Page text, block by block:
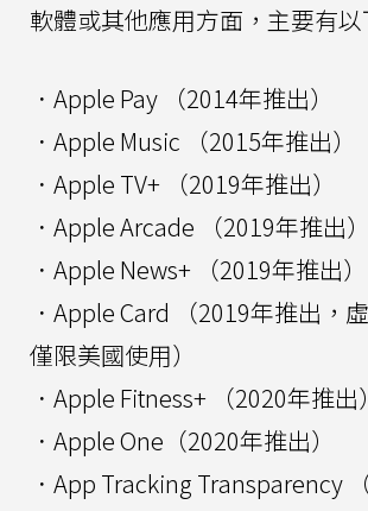
軟體或其他應用方面，主要有以
．Apple Pay （2014年推出）
．Apple Music （2015年推出）
．Apple TV+ （2019年推出）
．Apple Arcade （2019年推出）
．Apple News+ （2019年推出）
．Apple Card （2019年推出，
僅限美國使用）
．Apple Fitness+ （2020年推出）
．Apple One（2020年推出）
．App Tracking Transparency